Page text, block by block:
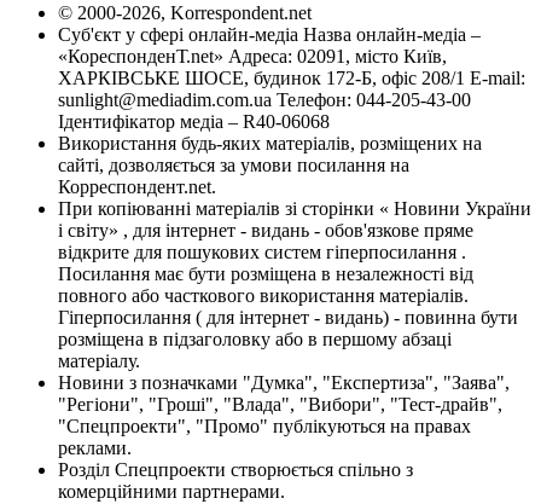
© 2000-2026, Korrespondent.net
Суб'єкт у сфері онлайн-медіа Назва онлайн-медіа –
«КореспонденТ.net» Адреса: 02091, місто Київ,
ХАРКІВСЬКЕ ШОСЕ, будинок 172-Б, офіс 208/1 E-mail:
sunlight@mediadim.com.ua Телефон: 044-205-43-00
Ідентифікатор медіа – R40-06068
Використання будь-яких матеріалів, розміщених на
сайті, дозволяється за умови посилання на
Корреспондент.net.
При копіюванні матеріалів зі сторінки « Новини України
і світу» , для інтернет - видань - обов'язкове пряме
відкрите для пошукових систем гіперпосилання .
Посилання має бути розміщена в незалежності від
повного або часткового використання матеріалів.
Гіперпосилання ( для інтернет - видань) - повинна бути
розміщена в підзаголовку або в першому абзаці
матеріалу.
Новини з позначками "Думка", "Експертиза", "Заява",
"Регіони", "Гроші", "Влада", "Вибори", "Тест-драйв",
"Спецпроекти", "Промо" публікуються на правах
реклами.
Розділ Спецпроекти створюється спільно з
комерційними партнерами.